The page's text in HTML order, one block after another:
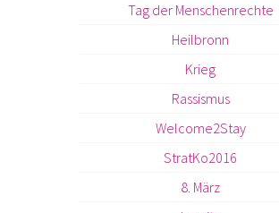
Tag der Menschenrechte
Heilbronn
Krieg
Rassismus
Welcome2Stay
StratKo2016
8. März